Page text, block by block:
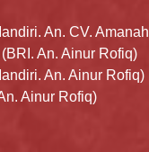
An. CV.
An. Ainur Rofiq)
An. Ainur Rofiq)
Ainur Rofiq)